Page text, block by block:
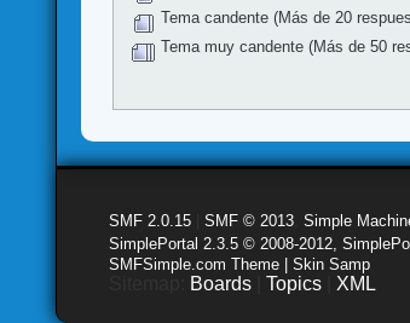
Tema candente (Más de 20
Tema muy candente (Más de 50
SMF 2.0.15 |SMF © 2013 ,Simple
SimplePortal 2.3.5 © 2008-2012,
SMFSimple.com Theme | Skin Samp
Boards |Topics XML